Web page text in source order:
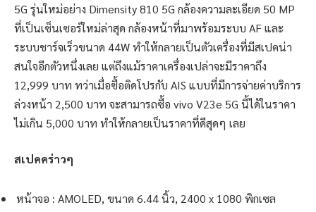
5G รุ่นใหม่อย่าง Dimensity 810 5G กล้องความละเอียด 50 MP
ที่เป็นเซ็นเซอร์ใหม่ล่าสุด กล้องหน้าที่มาพร้อมระบบ AF และ
ระบบชาร์จเร็วขนาด 44W ทำให้กลายเป็นตัวเครื่องที่มีสเปคน่า
สนใจอีกตัวหนึ่งเลย แต่ถึงแม้ราคาเครื่องเปล่าจะมีราคาถึง
12,999 บาท ทว่าเมื่อซื้อติดโปรกับ AIS แบบที่มีการจ่ายค่าบริการ
ล่วงหน้า 2,500 บาท จะสามารถซื้อ vivo V23e 5G นี้ได้ในราคา
ไม่เกิน 5,000 บาท ทำให้กลายเป็นราคาที่ดีสุดๆ เลย
สเปคคร่าวๆ
หน้าจอ : AMOLED, ขนาด 6.44 นิ้ว, 2400 x 1080 พิกเซล